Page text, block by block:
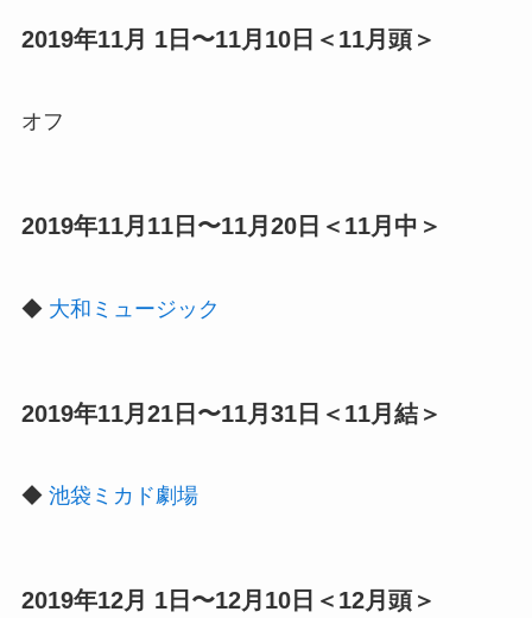
2019年11月 1日〜11月10日＜11月頭＞
オフ
2019年11月11日〜11月20日＜11月中＞
◆ 大和ミュージック
2019年11月21日〜11月31日＜11月結＞
◆ 池袋ミカド劇場
2019年12月 1日〜12月10日＜12月頭＞